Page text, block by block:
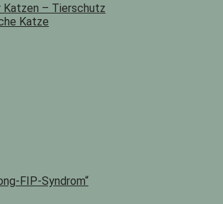
Katzen – Tierschutz
Katze
FIP-Syndrom“